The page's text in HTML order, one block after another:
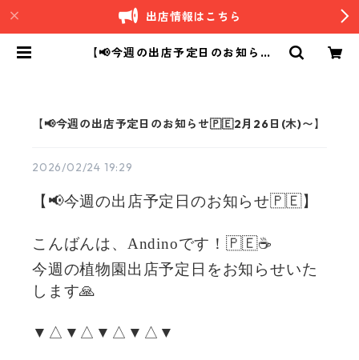
出店情報はこちら
【📢今週の出店予定日のお知らせ
【📢今週の出店予定日のお知らせ🇵🇪2月26日(木)〜】
2026/02/24 19:29
【📢今週の出店予定日のお知らせ🇵🇪】
こんばんは、Andinoです！🇵🇪☕️
今週の植物園出店予定日をお知らせいた
します🙏
▼△▼△▼△▼△▼